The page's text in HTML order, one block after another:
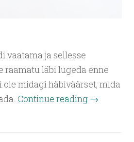
vaatama ja sellesse
raamatu läbi lugeda enne
midagi häbiväärset, mida
Continue reading →